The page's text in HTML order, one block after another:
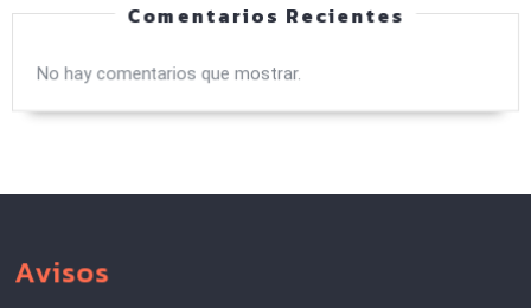
Comentarios Recientes
No hay comentarios que mostrar.
Avisos